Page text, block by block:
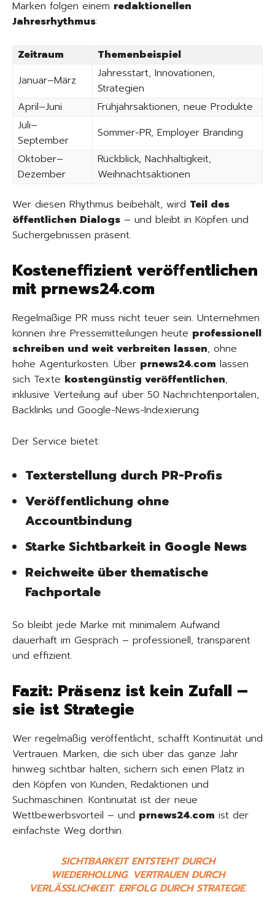
Marken folgen einem redaktionellen
Jahresrhythmus:
Zeitraum
Themenbeispiel
Januar–März
Jahresstart, Innovationen,
Strategien
April–Juni
Frühjahrsaktionen, neue Produkte
Juli–
September
Sommer-PR, Employer Branding
Oktober–
Dezember
Rückblick, Nachhaltigkeit,
Weihnachtsaktionen
Wer diesen Rhythmus beibehält, wird Teil des
öffentlichen Dialogs – und bleibt in Köpfen und
Suchergebnissen präsent.
Kosteneffizient veröffentlichen
mit prnews24.com
Regelmäßige PR muss nicht teuer sein. Unternehmen
können ihre Pressemitteilungen heute professionell
schreiben und weit verbreiten lassen, ohne
hohe Agenturkosten. Über prnews24.com lassen
sich Texte kostengünstig veröffentlichen,
inklusive Verteilung auf über 50 Nachrichtenportalen,
Backlinks und Google-News-Indexierung.
Der Service bietet:
Texterstellung durch PR-Profis
Veröffentlichung ohne
Accountbindung
Starke Sichtbarkeit in Google News
Reichweite über thematische
Fachportale
So bleibt jede Marke mit minimalem Aufwand
dauerhaft im Gespräch – professionell, transparent
und effizient.
Fazit: Präsenz ist kein Zufall –
sie ist Strategie
Wer regelmäßig veröffentlicht, schafft Kontinuität und
Vertrauen. Marken, die sich über das ganze Jahr
hinweg sichtbar halten, sichern sich einen Platz in
den Köpfen von Kunden, Redaktionen und
Suchmaschinen. Kontinuität ist der neue
Wettbewerbsvorteil – und prnews24.com ist der
einfachste Weg dorthin.
SICHTBARKEIT ENTSTEHT DURCH
WIEDERHOLUNG. VERTRAUEN DURCH
VERLÄSSLICHKEIT. ERFOLG DURCH STRATEGIE.